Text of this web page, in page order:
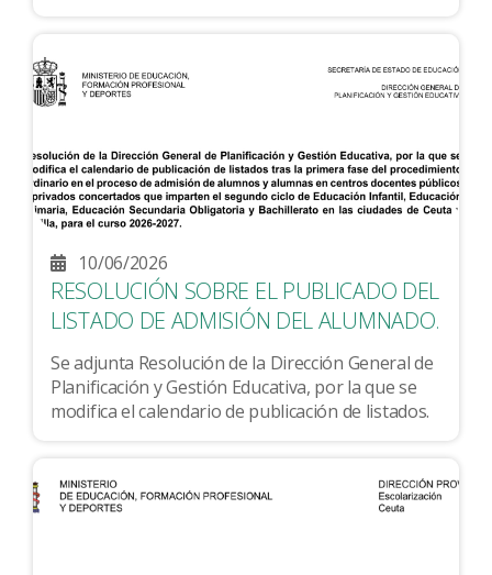
10/06/2026
RESOLUCIÓN SOBRE EL PUBLICADO DEL
LISTADO DE ADMISIÓN DEL ALUMNADO.
Se adjunta Resolución de la Dirección General de
Planificación y Gestión Educativa, por la que se
modifica el calendario de publicación de listados.